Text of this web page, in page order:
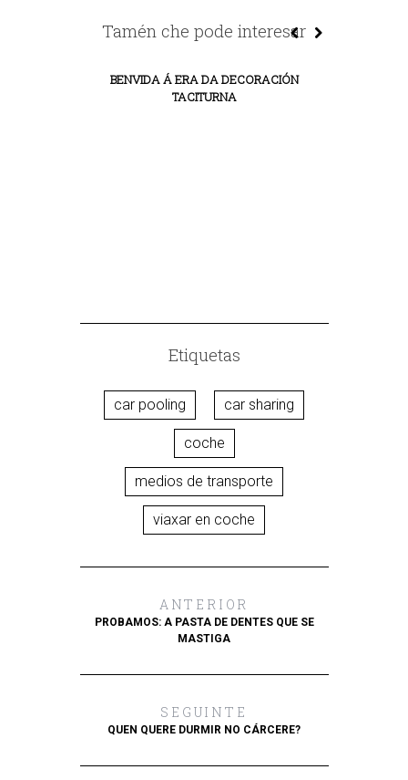
Tamén che pode interesar
BENVIDA Á ERA DA DECORACIÓN
TACITURNA
Etiquetas
car pooling car sharing
coche
medios de transporte
viaxar en coche
ANTERIOR
PROBAMOS: A PASTA DE DENTES QUE SE
MASTIGA
SEGUINTE
QUEN QUERE DURMIR NO CÁRCERE?